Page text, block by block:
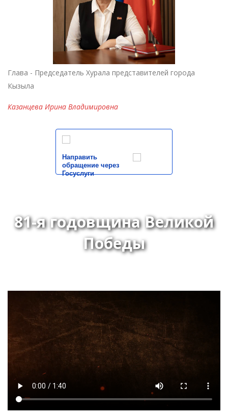
Глава - Председатель Хурала представителей города
Кызыла
Казанцева Ирина Владимировна
Направить
обращение через
Госуслуги
81-я годовщина Великой
Победы